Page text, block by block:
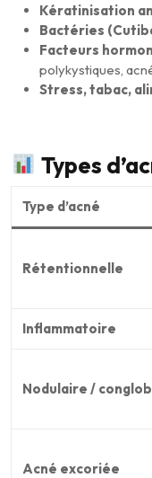
Kératinisation
Bactéries
Facteurs
polykystiques,
Stress, tabac,
Types
Type d’acné
Rétentionnelle
Inflammatoire
Nodulaire /
Acné excoriée